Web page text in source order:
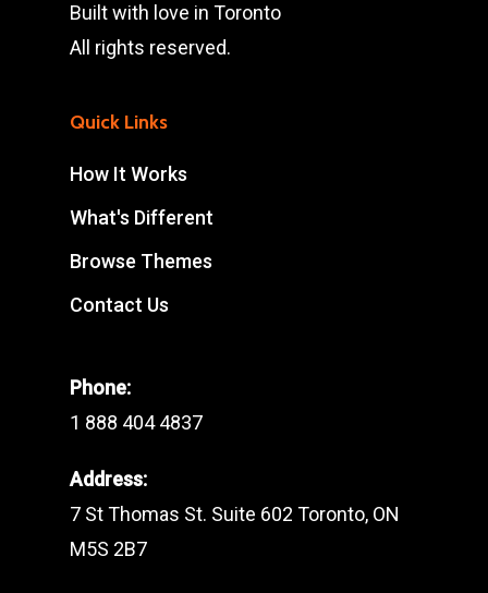
Built with love in Toronto
All rights reserved.
Quick Links
How It Works
What's Different
Browse Themes
Contact Us
Phone:
1 888 404 4837
Address:
7 St Thomas St. Suite 602 Toronto, ON
M5S 2B7